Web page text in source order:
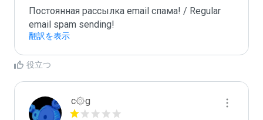
Постоянная рассылка email спама! / Regular
email spam sending!
翻訳を表示
役立つ
c۞g